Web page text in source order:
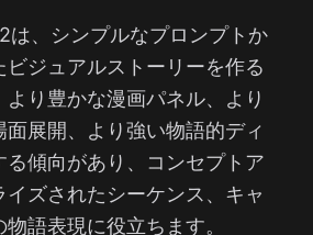
は、シンプルなプロンプトか
ビジュアルストーリーを作る
り豊かな漫画パネル、より
面展開、より強い物語的ディ
る傾向があり、コンセプトア
イズされたシーケンス、キャ
語表現に役立ちます。